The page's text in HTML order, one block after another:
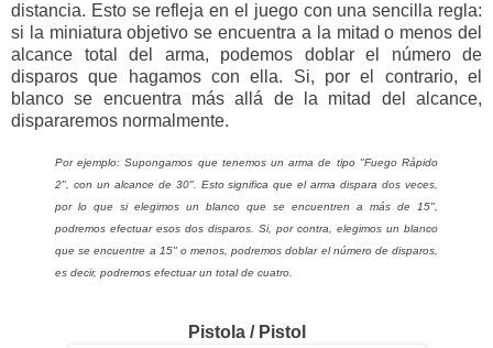
distancia. Esto se refleja en el juego con una sencilla regla:
si la miniatura objetivo se encuentra a la mitad o menos del
alcance total del arma, podemos doblar el número de
disparos que hagamos con ella. Si, por el contrario, el
blanco se encuentra más allá de la mitad del alcance,
dispararemos normalmente.
Por ejemplo: Supongamos que tenemos un arma de tipo "Fuego Rápido
2", con un alcance de 30". Esto significa que el arma dispara dos veces,
por lo que si elegimos un blanco que se encuentren a más de 15",
podremos efectuar esos dos disparos. Si, por contra, elegimos un blanco
que se encuentre a 15" o menos, podremos doblar el número de disparos,
es decir, podremos efectuar un total de cuatro.
Pistola / Pistol